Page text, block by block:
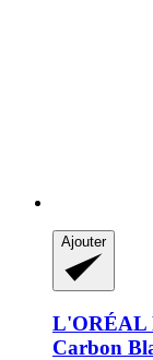
Ajouter
L'ORÉAL
Carbon